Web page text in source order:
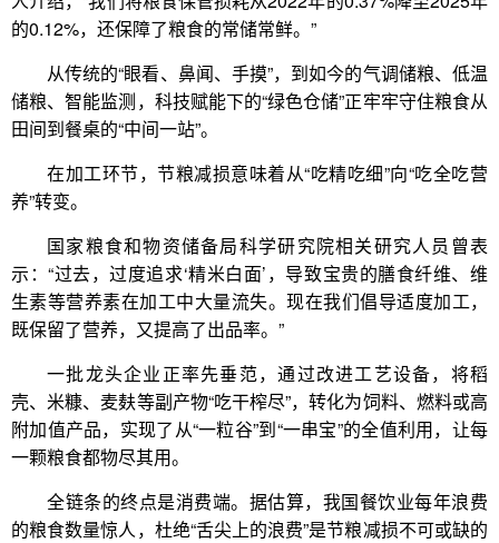
的0.12%，还保障了粮食的常储常鲜。”
从传统的“眼看、鼻闻、手摸”，到如今的气调储粮、低温
储粮、智能监测，科技赋能下的“绿色仓储”正牢牢守住粮食从
田间到餐桌的“中间一站”。
在加工环节，节粮减损意味着从“吃精吃细”向“吃全吃营
养”转变。
国家粮食和物资储备局科学研究院相关研究人员曾表
示：“过去，过度追求‘精米白面’，导致宝贵的膳食纤维、维
生素等营养素在加工中大量流失。现在我们倡导适度加工，
既保留了营养，又提高了出品率。”
一批龙头企业正率先垂范，通过改进工艺设备，将稻
壳、米糠、麦麸等副产物“吃干榨尽”，转化为饲料、燃料或高
附加值产品，实现了从“一粒谷”到“一串宝”的全值利用，让每
一颗粮食都物尽其用。
全链条的终点是消费端。据估算，我国餐饮业每年浪费
的粮食数量惊人，杜绝“舌尖上的浪费”是节粮减损不可或缺的